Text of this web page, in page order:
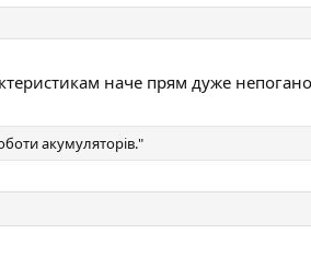
наче прям дуже
акумуляторів."